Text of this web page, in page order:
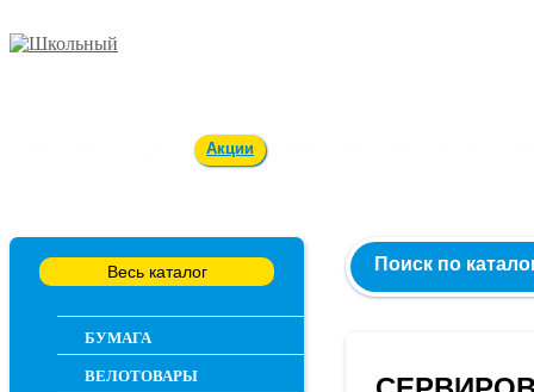
Акции
Весь каталог
БУМАГА
ВЕЛОТОВАРЫ
Поиск по